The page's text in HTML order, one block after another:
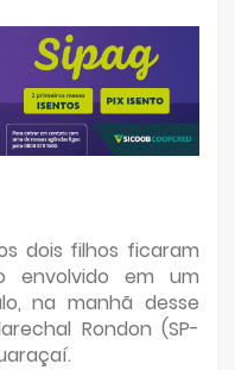
dois filhos ficaram
envolvido em um
na manhã desse
Rondon (SP-